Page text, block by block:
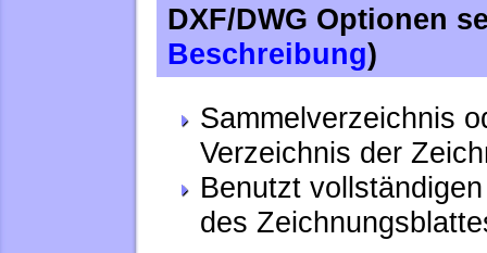
DXF/DWG Optionen
Beschreibung)
Sammelverzeichnis
Verzeichnis der
Benutzt
des